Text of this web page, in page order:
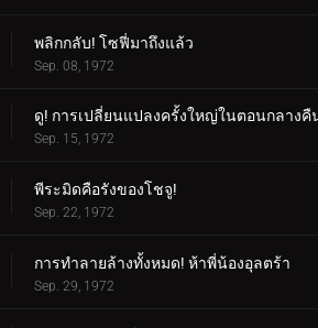
พลิกกลับ! โซฟี่มาถึงแล้ว
Sep. 08, 1972
ดู! การเปลี่ยนแปลงครั้งใหญ่ในตอนกลางคื
Sep. 15, 1972
พีระมิดคือรังของโชจู!
Sep. 22, 1972
การทำลายล้างทั้งหมด! ห้าพี่น้องอุลตร้า
Sep. 29, 1972